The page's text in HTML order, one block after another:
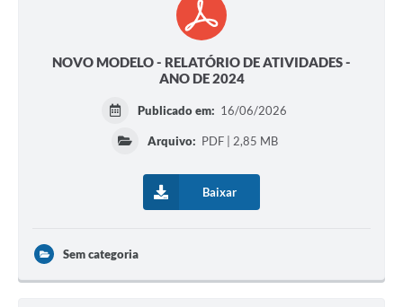
NOVO MODELO - RELATÓRIO DE ATIVIDADES -
ANO DE 2024
Publicado em: 16/06/2026
Arquivo: PDF | 2,85 MB
Baixar
Sem categoria